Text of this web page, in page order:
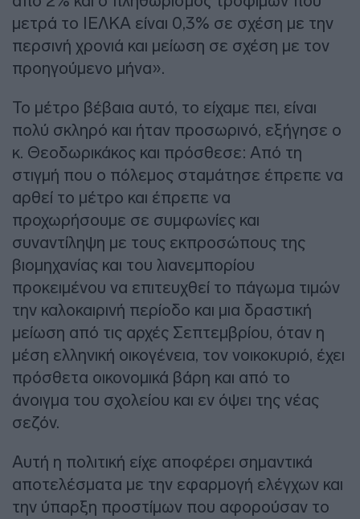
μετρά το ΙΕΛΚΑ είναι 0,3% σε σχέση με την
περσινή χρονιά και μείωση σε σχέση με τον
προηγούμενο μήνα».
Το μέτρο βέβαια αυτό, το είχαμε πει, είναι
πολύ σκληρό και ήταν προσωρινό, εξήγησε ο
κ. Θεοδωρικάκος και πρόσθεσε: Από τη
στιγμή που ο πόλεμος σταμάτησε έπρεπε να
αρθεί το μέτρο και έπρεπε να
προχωρήσουμε σε συμφωνίες και
συναντίληψη με τους εκπροσώπους της
βιομηχανίας και του λιανεμπορίου
προκειμένου να επιτευχθεί το πάγωμα τιμών
την καλοκαιρινή περίοδο και μια δραστική
μείωση από τις αρχές Σεπτεμβρίου, όταν η
μέση ελληνική οικογένεια, τον νοικοκυριό, έχει
πρόσθετα οικονομικά βάρη και από το
άνοιγμα του σχολείου και εν όψει της νέας
σεζόν.
Αυτή η πολιτική είχε αποφέρει σημαντικά
αποτελέσματα με την εφαρμογή ελέγχων και
την ύπαρξη προστίμων που αφορούσαν το